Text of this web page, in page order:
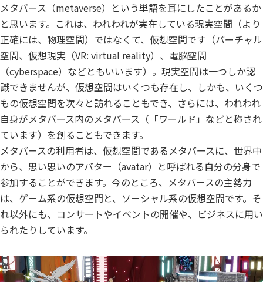
メタバース（metaverse）という単語を耳にしたことがあるか
と思います。これは、われわれが実在している現実空間（より
正確には、物理空間）ではなくて、仮想空間です（バーチャル
空間、仮想現実（VR: virtual reality）、電脳空間
（cyberspace）などともいいます）。現実空間は一つしか認
識できませんが、仮想空間はいくつも存在し、しかも、いくつ
もの仮想空間を次々と訪れることもでき、さらには、われわれ
自身がメタバース内のメタバース（「ワールド」などと称され
ています）を創ることもできます。
メタバースの利用者は、仮想空間であるメタバースに、世界中
から、思い思いのアバター（avatar）と呼ばれる自分の分身で
参加することができます。今のところ、メタバースの主勢力
は、ゲーム系の仮想空間と、ソーシャル系の仮想空間です。そ
れ以外にも、コンサートやイベントの開催や、ビジネスに用い
られたりしています。